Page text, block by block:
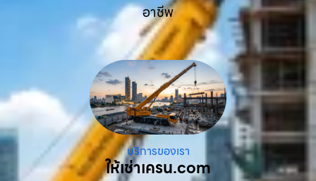
อาชีพ
บริการของเรา
ให้เช่าเครน.com